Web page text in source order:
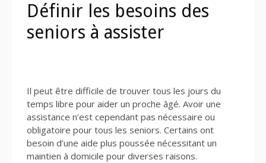
Définir les besoins des
seniors à assister
Il peut être difficile de trouver tous les jours du
temps libre pour aider un proche âgé. Avoir une
assistance n’est cependant pas nécessaire ou
obligatoire pour tous les seniors. Certains ont
besoin d’une aide plus poussée nécessitant un
maintien à domicile pour diverses raisons.